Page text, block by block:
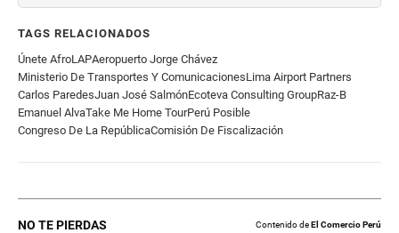
TAGS RELACIONADOS
Únete AfroLAPAeropuerto Jorge Chávez
Ministerio De Transportes Y ComunicacionesLima Airport Partners
Carlos ParedesJuan José SalmónEcoteva Consulting GroupRaz-B
Emanuel AlvaTake Me Home TourPerú Posible
Congreso De La RepúblicaComisión De Fiscalización
NO TE PIERDAS Contenido deEl Comercio Perú